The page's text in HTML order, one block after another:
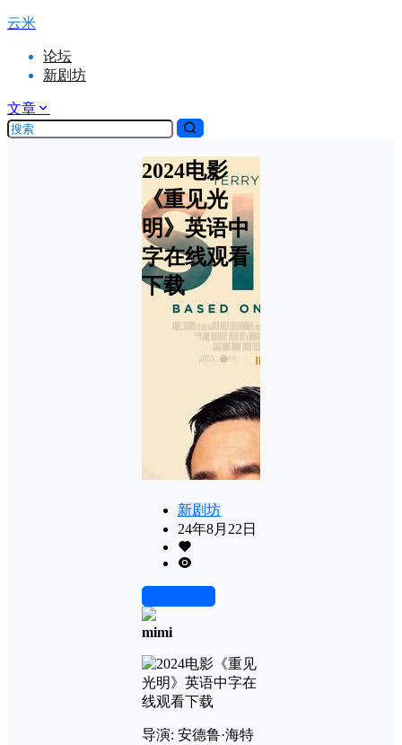
云米
论坛
新剧坊
文章
2024电影
《重见光
明》英语中
字在线观看
下载
新剧坊
24年8月22日
mimi
导演: 安德鲁·海特